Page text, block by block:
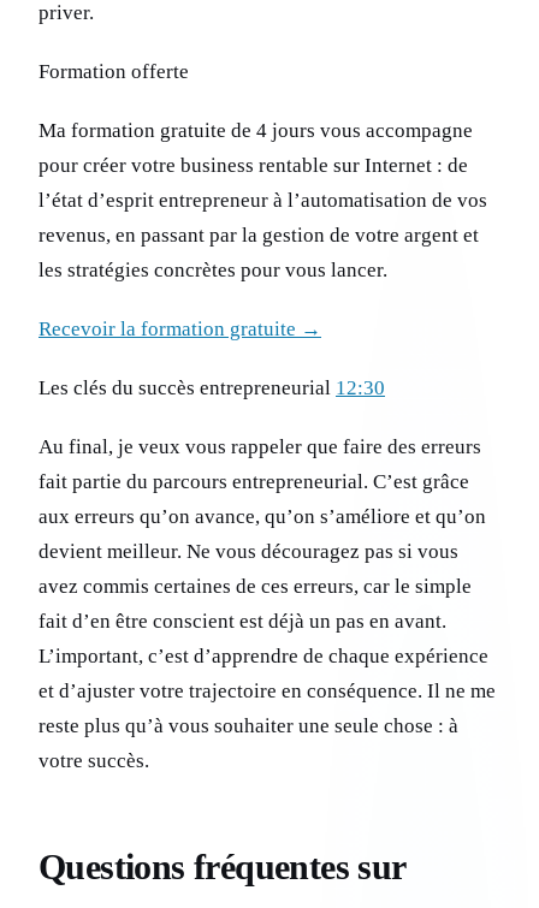
priver.
Formation offerte
Ma formation gratuite de 4 jours vous accompagne
pour créer votre business rentable sur Internet : de
l’état d’esprit entrepreneur à l’automatisation de vos
revenus, en passant par la gestion de votre argent et
les stratégies concrètes pour vous lancer.
Recevoir la formation gratuite →
Les clés du succès entrepreneurial 12:30
Au final, je veux vous rappeler que faire des erreurs
fait partie du parcours entrepreneurial. C’est grâce
aux erreurs qu’on avance, qu’on s’améliore et qu’on
devient meilleur. Ne vous découragez pas si vous
avez commis certaines de ces erreurs, car le simple
fait d’en être conscient est déjà un pas en avant.
L’important, c’est d’apprendre de chaque expérience
et d’ajuster votre trajectoire en conséquence. Il ne me
reste plus qu’à vous souhaiter une seule chose : à
votre succès.
Questions fréquentes sur